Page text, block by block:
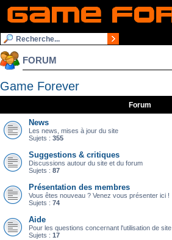
FORUM
Game Forever
Forum
News
Les news, mises à jour du site
Sujets : 355
Suggestions & critiques
Discussions autour du site et du forum
Sujets : 87
Présentation des membres
Vous êtes nouveau ? Venez vous présenter ici !
Sujets : 74
Aide
Pour les questions concernant l'utilisation de
Sujets : 17